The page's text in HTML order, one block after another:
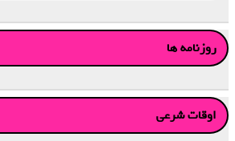
روزنامه ها
اوقات شرعی